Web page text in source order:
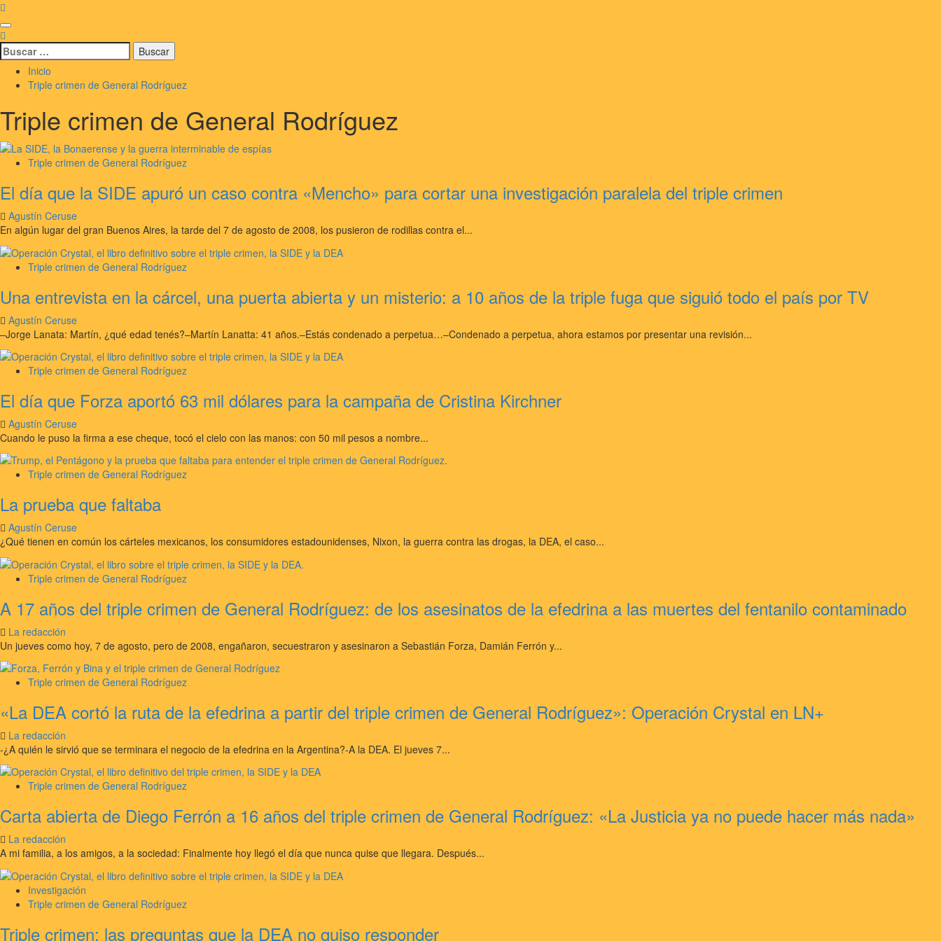
Saltar
al
contenido
Menú
principal
Buscar:
Inicio
Triple crimen de General Rodríguez
Triple crimen de General Rodríguez
Triple crimen de General Rodríguez
El día que la SIDE apuró un caso contra «Mencho» para cortar una investigación paralela del triple crimen
Agustín Ceruse
En algún lugar del gran Buenos Aires, la tarde del 7 de agosto de 2008, los pusieron de rodillas contra el...
Triple crimen de General Rodríguez
Una entrevista en la cárcel, una puerta abierta y un misterio: a 10 años de la triple fuga que siguió todo el país por TV
Agustín Ceruse
–Jorge Lanata: Martín, ¿qué edad tenés?–Martín Lanatta: 41 años.–Estás condenado a perpetua…–Condenado a perpetua, ahora estamos por presentar una revisión...
Triple crimen de General Rodríguez
El día que Forza aportó 63 mil dólares para la campaña de Cristina Kirchner
Agustín Ceruse
Cuando le puso la firma a ese cheque, tocó el cielo con las manos: con 50 mil pesos a nombre...
Triple crimen de General Rodríguez
La prueba que faltaba
Agustín Ceruse
¿Qué tienen en común los cárteles mexicanos, los consumidores estadounidenses, Nixon, la guerra contra las drogas, la DEA, el caso...
Triple crimen de General Rodríguez
A 17 años del triple crimen de General Rodríguez: de los asesinatos de la efedrina a las muertes del fentanilo contaminado
La redacción
Un jueves como hoy, 7 de agosto, pero de 2008, engañaron, secuestraron y asesinaron a Sebastián Forza, Damián Ferrón y...
Triple crimen de General Rodríguez
«La DEA cortó la ruta de la efedrina a partir del triple crimen de General Rodríguez»: Operación Crystal en LN+
La redacción
-¿A quién le sirvió que se terminara el negocio de la efedrina en la Argentina?-A la DEA. El jueves 7...
Triple crimen de General Rodríguez
Carta abierta de Diego Ferrón a 16 años del triple crimen de General Rodríguez: «La Justicia ya no puede hacer más nada»
La redacción
A mi familia, a los amigos, a la sociedad: Finalmente hoy llegó el día que nunca quise que llegara. Después...
Investigación
Triple crimen de General Rodríguez
Triple crimen: las preguntas que la DEA no quiso responder